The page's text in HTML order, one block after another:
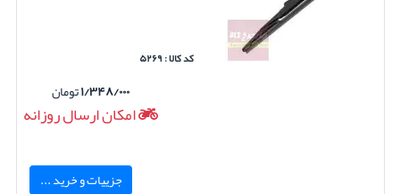
کد کالا : ۵۲۶۹
۱/۳۴۸/۰۰۰تومان
امکان ارسال روزانه
جزییات و خرید ...